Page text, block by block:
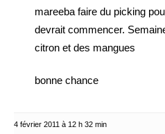
mareeba faire du picking
devrait commencer.
citron et des mangues
bonne chance
4 février 2011 à 12 h 32 min